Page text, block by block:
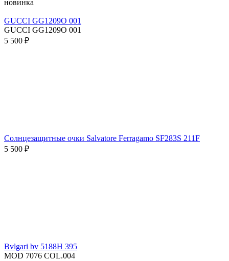
новинка
GUCCI GG1209O 001
GUCCI GG1209O 001
5 500 ₽
Солнцезащитные очки Salvatore Ferragamo SF283S 211F
5 500 ₽
Bvlgari bv 5188H 395
MOD 7076 COL.004